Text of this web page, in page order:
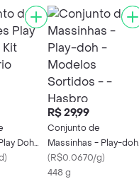
Doh
)
R$ 29,99
Conjunto de
Massinhas - Play-doh
- Modelos Sortidos - -
Hasbro
(R$0.0670/g)
448 g